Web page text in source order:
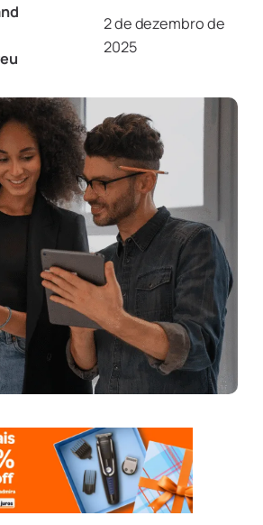
2 de dezembro de
2025